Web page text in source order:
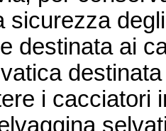
sicurezza
destinata ai
i cacciatori